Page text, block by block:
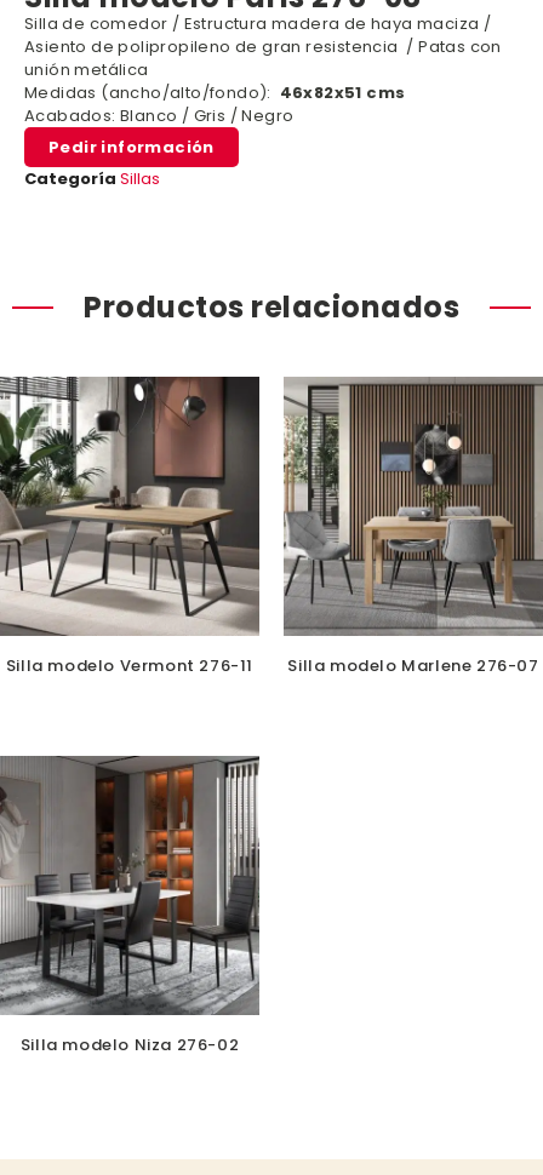
Silla de comedor / Estructura madera de haya maciza /
Asiento de polipropileno de gran resistencia / Patas con
unión metálica
Medidas (ancho/alto/fondo): 46x82x51 cms
Acabados: Blanco / Gris / Negro
Pedir información
Categoría Sillas
Productos relacionados
Silla modelo Vermont 276-11 Silla modelo Marlene 276-07
Silla modelo Niza 276-02